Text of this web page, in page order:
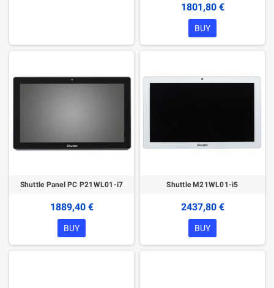
1801,80 €
BUY
Shuttle Panel PC P21WL01-i7
1889,40 €
BUY
Shuttle M21WL01-i5
2437,80 €
BUY